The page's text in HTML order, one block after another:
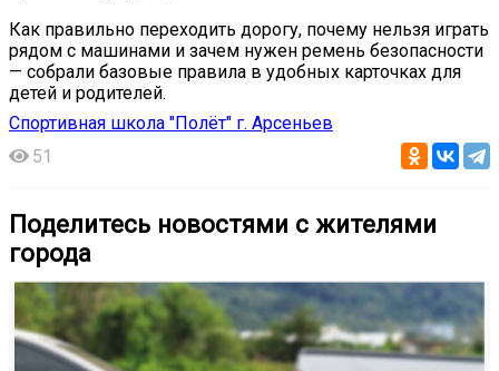
Как правильно переходить дорогу, почему нельзя играть
рядом с машинами и зачем нужен ремень безопасности
— собрали базовые правила в удобных карточках для
детей и родителей.
Спортивная школа "Полёт" г. Арсеньев
51
Поделитесь новостями с жителями
города